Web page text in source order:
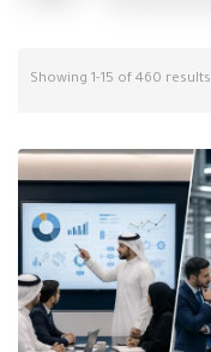
Showing 1-15 of 460 results